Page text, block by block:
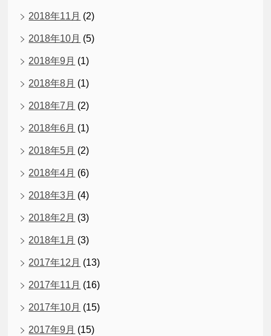
2018年11月 (2)
2018年10月 (5)
2018年9月 (1)
2018年8月 (1)
2018年7月 (2)
2018年6月 (1)
2018年5月 (2)
2018年4月 (6)
2018年3月 (4)
2018年2月 (3)
2018年1月 (3)
2017年12月 (13)
2017年11月 (16)
2017年10月 (15)
2017年9月 (15)